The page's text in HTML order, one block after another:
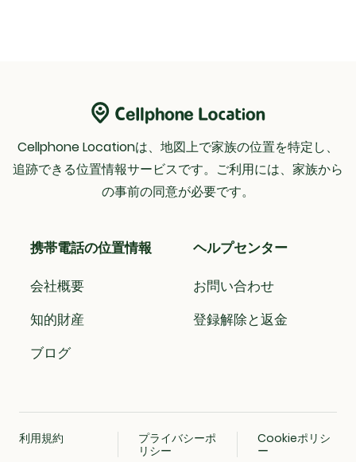
Cellphone Locationは、地図上で家族の位置を特定し、
追跡できる位置情報サービスです。ご利用には、家族から
の事前の同意が必要です。
携帯電話の位置情報
会社概要
知的財産
ブログ
ヘルプセンター
お問い合わせ
登録解除と返金
利用規約
プライバシーポ
リシー
Cookieポリシ
ー